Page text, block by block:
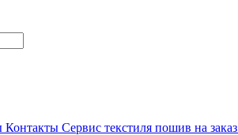
Контакты Сервис текстиля пошив на заказ